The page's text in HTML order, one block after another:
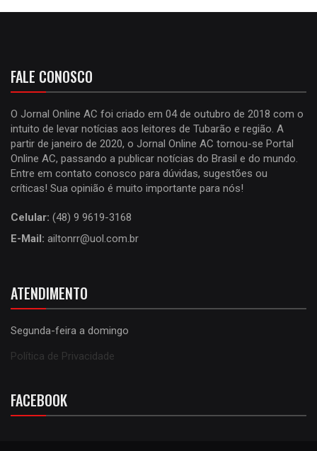
FALE CONOSCO
O Jornal Online AC foi criado em 04 de outubro de 2018 com o
intuito de levar notícias aos leitores de Tubarão e região. A
partir de janeiro de 2020, o Jornal Online AC tornou-se Portal
Online AC, passando a publicar notícias do Brasil e do mundo.
Entre em contato conosco para dúvidas, sugestões ou
críticas! Sua opinião é muito importante para nós!
Celular: (48) 9 9619-3168
E-Mail: ailtonrr@uol.com.br
ATENDIMENTO
Segunda-feira a domingo
Política de Privacidade
FACEBOOK